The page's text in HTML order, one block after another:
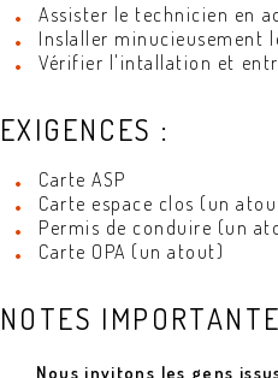
Assister le technicien en
Inslaller minucieusement
Vérifier l'intallation et
EXIGENCES :
Carte ASP
Carte espace clos (un
Permis de conduire (un
Carte OPA (un atout)
NOTES
Nous invitons les gens